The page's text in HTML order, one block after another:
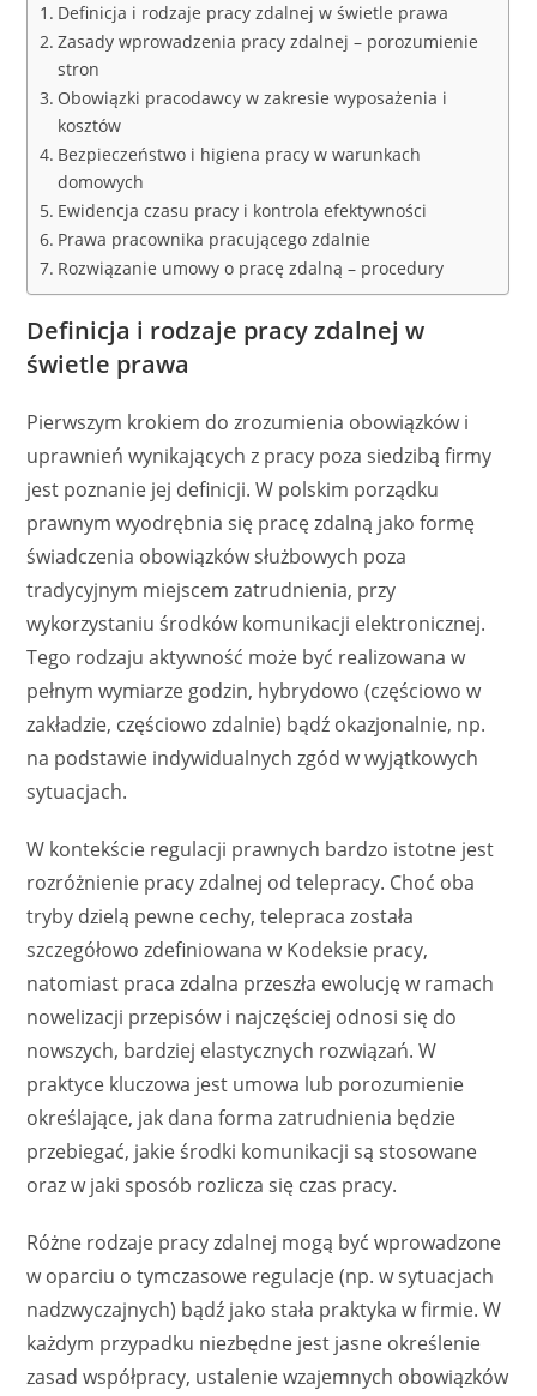
Definicja i rodzaje pracy zdalnej w świetle prawa
Zasady wprowadzenia pracy zdalnej – porozumienie
stron
Obowiązki pracodawcy w zakresie wyposażenia i
kosztów
Bezpieczeństwo i higiena pracy w warunkach
domowych
Ewidencja czasu pracy i kontrola efektywności
Prawa pracownika pracującego zdalnie
Rozwiązanie umowy o pracę zdalną – procedury
Definicja i rodzaje pracy zdalnej w
świetle prawa
Pierwszym krokiem do zrozumienia obowiązków i
uprawnień wynikających z pracy poza siedzibą firmy
jest poznanie jej definicji. W polskim porządku
prawnym wyodrębnia się pracę zdalną jako formę
świadczenia obowiązków służbowych poza
tradycyjnym miejscem zatrudnienia, przy
wykorzystaniu środków komunikacji elektronicznej.
Tego rodzaju aktywność może być realizowana w
pełnym wymiarze godzin, hybrydowo (częściowo w
zakładzie, częściowo zdalnie) bądź okazjonalnie, np.
na podstawie indywidualnych zgód w wyjątkowych
sytuacjach.
W kontekście regulacji prawnych bardzo istotne jest
rozróżnienie pracy zdalnej od telepracy. Choć oba
tryby dzielą pewne cechy, telepraca została
szczegółowo zdefiniowana w Kodeksie pracy,
natomiast praca zdalna przeszła ewolucję w ramach
nowelizacji przepisów i najczęściej odnosi się do
nowszych, bardziej elastycznych rozwiązań. W
praktyce kluczowa jest umowa lub porozumienie
określające, jak dana forma zatrudnienia będzie
przebiegać, jakie środki komunikacji są stosowane
oraz w jaki sposób rozlicza się czas pracy.
Różne rodzaje pracy zdalnej mogą być wprowadzone
w oparciu o tymczasowe regulacje (np. w sytuacjach
nadzwyczajnych) bądź jako stała praktyka w firmie. W
każdym przypadku niezbędne jest jasne określenie
zasad współpracy, ustalenie wzajemnych obowiązków